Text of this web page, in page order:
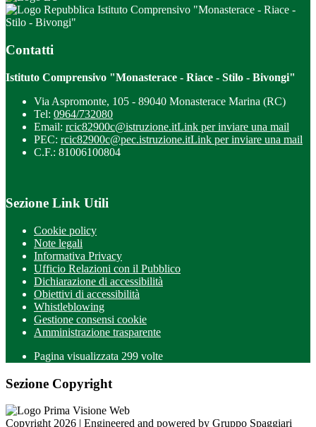
Istituto Comprensivo "Monasterace - Riace -
Stilo - Bivongi"
Contatti
Istituto Comprensivo "Monasterace - Riace - Stilo - Bivongi"
Via Aspromonte, 105 - 89040 Monasterace Marina (RC)
Tel: 0964/732080
Email: rcic82900c@istruzione.itLink per inviare una mail
PEC: rcic82900c@pec.istruzione.itLink per inviare una mail
C.F.: 81006100804
Sezione Link Utili
Cookie policy
Note legali
Informativa Privacy
Ufficio Relazioni con il Pubblico
Dichiarazione di accessibilità
Obiettivi di accessibilità
Whistleblowing
Gestione consensi cookie
Amministrazione trasparente
Pagina visualizzata 299 volte
Sezione Copyright
Copyright 2026 | Engineered and powered by Gruppo Spaggiari